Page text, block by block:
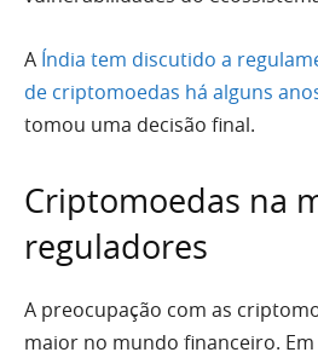
A Índia tem discutido a
de criptomoedas há alguns
tomou uma decisão final.
Criptomoedas na
reguladores
A preocupação com as
maior no mundo financeiro.